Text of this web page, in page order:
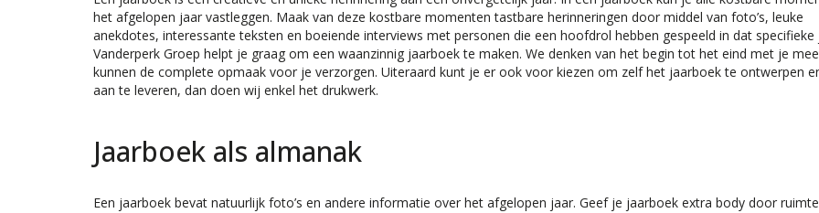
het afgelopen jaar vastleggen. Maak van deze kostbare momenten tastbare herinneringen door middel van foto’s, leuke
anekdotes, interessante teksten en boeiende interviews met personen die een hoofdrol hebben gespeeld in dat specifieke
Vanderperk Groep helpt je graag om een waanzinnig jaarboek te maken. We denken van het begin tot het eind met je
kunnen de complete opmaak voor je verzorgen. Uiteraard kunt je er ook voor kiezen om zelf het jaarboek te ontwerpen
aan te leveren, dan doen wij enkel het drukwerk.
Jaarboek als almanak
Een jaarboek bevat natuurlijk foto’s en andere informatie over het afgelopen jaar. Geef je jaarboek extra body door